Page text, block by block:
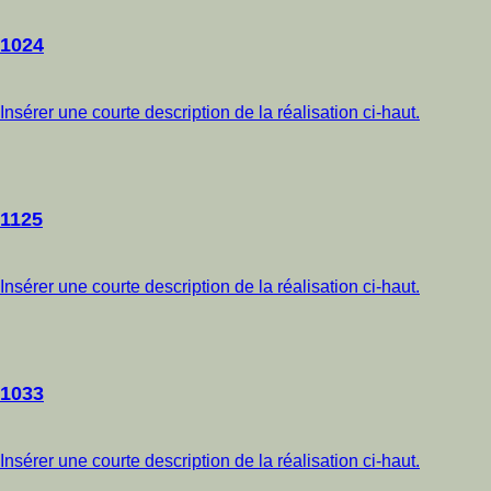
1024
Insérer une courte description de la réalisation ci-haut.
1125
Insérer une courte description de la réalisation ci-haut.
1033
Insérer une courte description de la réalisation ci-haut.